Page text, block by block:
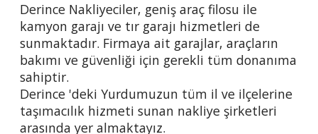
Derince Nakliyeciler, geniş araç filosu ile
kamyon garajı ve tır garajı hizmetleri de
sunmaktadır. Firmaya ait garajlar, araçların
bakımı ve güvenliği için gerekli tüm donanıma
sahiptir.
Derince 'deki Yurdumuzun tüm il ve ilçelerine
taşımacılık hizmeti sunan nakliye şirketleri
arasında yer almaktayız.